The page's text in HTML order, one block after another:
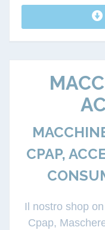
CPAP,
Il nostro shop
Cpap,